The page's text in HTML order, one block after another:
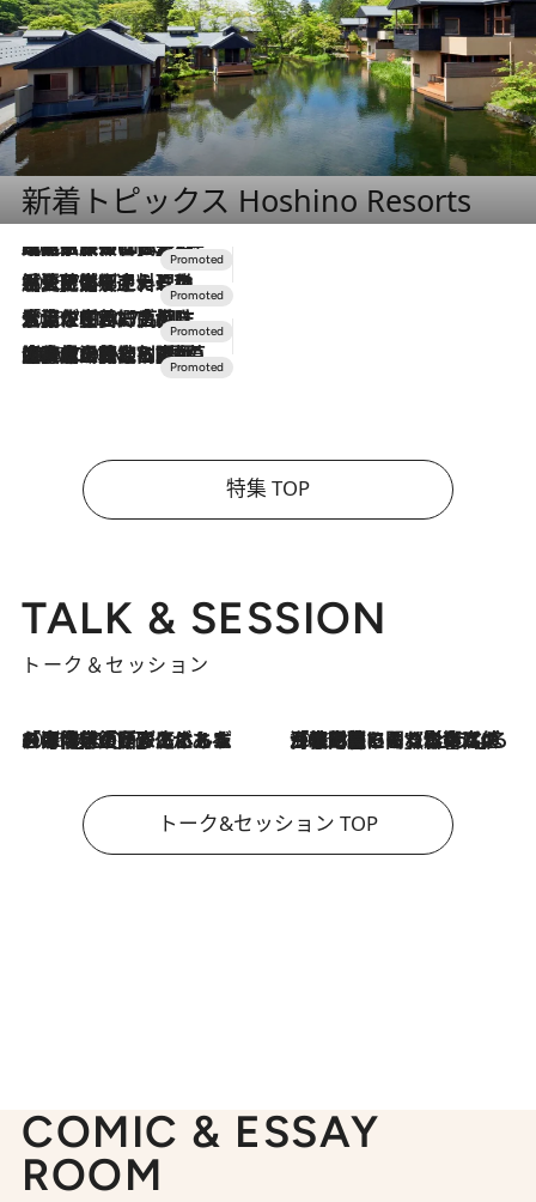
新着トピックス Hoshino Resorts
2026.7.31
【ホテル帰省】という選択肢をOMOが提案。家族とほどよい距離を保つには「昼は実家、夜は気兼ねなくホテルで！」
2026.7.24
【夏限定ディナーコース】旬を迎える稚鮎や花ズッキーニなどをイタリア・トスカーナの郷土料理の手法で満喫！
2026.7.17
「土佐和ハーブかき氷」がOMO7高知に登場！生姜、山椒、大葉など目にも舌にも涼を呼ぶ郷土の味
2026.7.10
NEW OPEN！【界 草津】名湯の地に誕生。趣の異なる2種の温泉と上州ならではの会席・蕎麦割烹など美食を味わう究極の癒やし旅
特集 TOP
TALK & SESSION
トーク＆セッション
2026.8.3
「今後値上げがあるとすれば…」「リスクがあるのは今年の冬」エネルギー専門家が語る、ホルムズ海峡封鎖が家庭にもたらす“ある心配” 2026.8.3
「住宅建てられない…」「サーチャージ料の高値が続いている」ホルムズ海峡封鎖による影響はいつまで続く？《エネルギー専門家に聞く“どうなる日本の暮らし”》
トーク&セッション TOP
COMIC & ESSAY
ROOM